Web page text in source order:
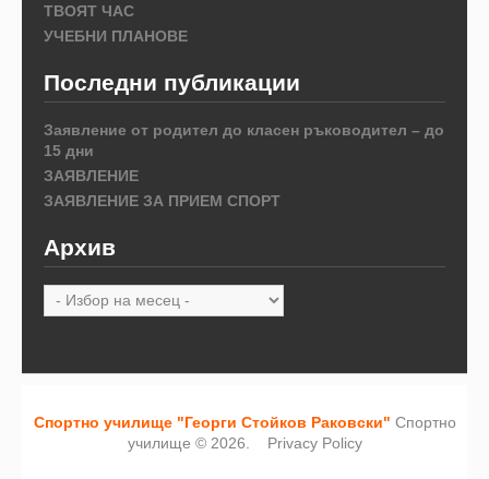
ТВОЯТ ЧАС
УЧЕБНИ ПЛАНОВЕ
Последни публикации
Заявление от родител до класен ръководител – до
15 дни
ЗАЯВЛЕНИЕ
ЗАЯВЛЕНИЕ ЗА ПРИЕМ СПОРТ
Архив
Архив
Спортно училище "Георги Стойков Раковски" Спортно
училище © 2026. Privacy Policy